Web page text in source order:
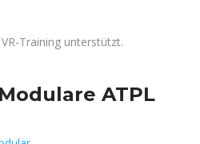
Training unterstützt.
ATPL